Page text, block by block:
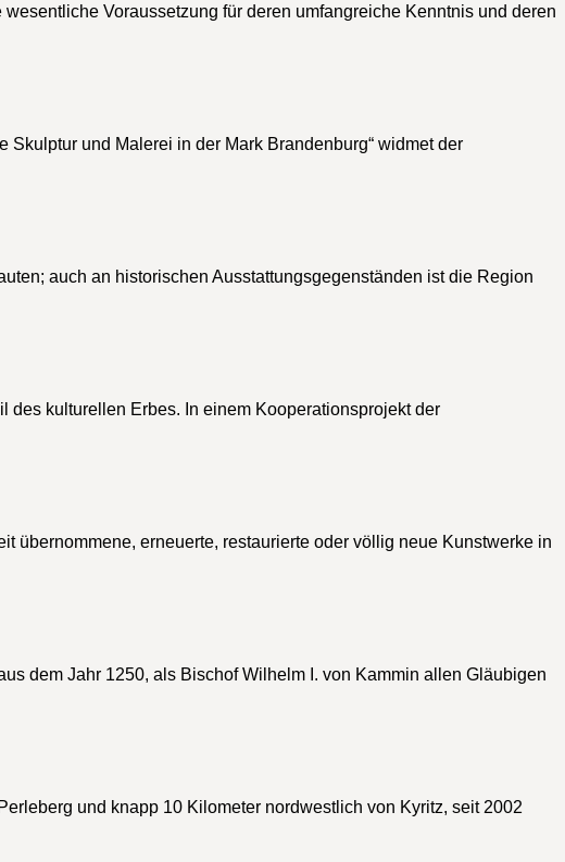
Voraussetzung für deren umfangreiche Kenntnis und deren
und Malerei in der Mark Brandenburg“ widmet der
auch an historischen Ausstattungsgegenständen ist die Region
des kulturellen Erbes. In einem Kooperationsprojekt der
übernommene, erneuerte, restaurierte oder völlig neue Kunstwerke in
dem Jahr 1250, als Bischof Wilhelm I. von Kammin allen Gläubigen
und knapp 10 Kilometer nordwestlich von Kyritz, seit 2002